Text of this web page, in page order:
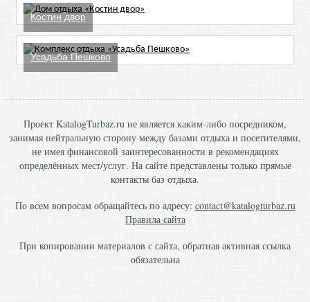
Костин двор
Усадьба Пешково
Проект KatalogTurbaz.ru не является каким-либо посредником,
занимая нейтральную сторону между базами отдыха и посетителями,
не имея финансовой заинтересованности в рекомендациях
определённых мест/услуг. На сайте представлены только прямые
контакты баз отдыха.
По всем вопросам обращайтесь по адресу: contact@katalogturbaz.ru
Правила сайта
При копировании материалов с сайта, обратная активная ссылка
обязательна